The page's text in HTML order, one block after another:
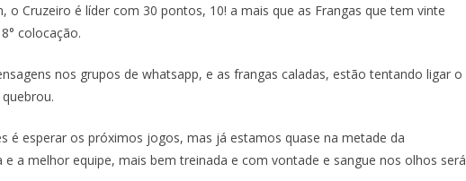
o Cruzeiro é líder com 30 pontos, 10! a mais que as Frangas que tem vinte
colocação.
nos grupos de whatsapp, e as frangas caladas, estão tentando ligar o
é esperar os próximos jogos, mas já estamos quase na metade da
a melhor equipe, mais bem treinada e com vontade e sangue nos olhos será